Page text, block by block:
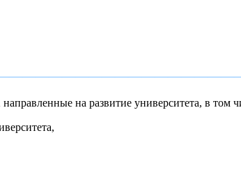
на развитие университета, в том